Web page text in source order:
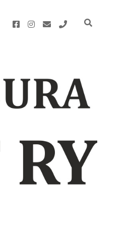
facebookinstagram
emailphone